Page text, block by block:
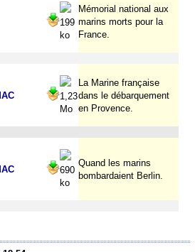
199
ko
Mémorial national aux
marins morts pour la
France.
1,23
Mo
La Marine française
dans le débarquement
en Provence.
690
ko
Quand les marins
bombardaient Berlin.